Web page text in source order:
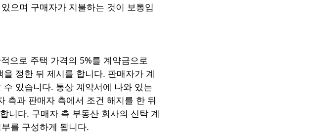
으며 구매자가 지불하는 것이 보통입
으로 주택 가격의 5%를 계약금으로
정한 뒤 제시를 합니다. 판매자가 계
있습니다. 통상 계약서에 나와 있는
측과 판매자 측에서 조건 해지를 한 뒤
니다. 구매자 측 부동산 회사의 신탁 계
를 구성하게 됩니다.